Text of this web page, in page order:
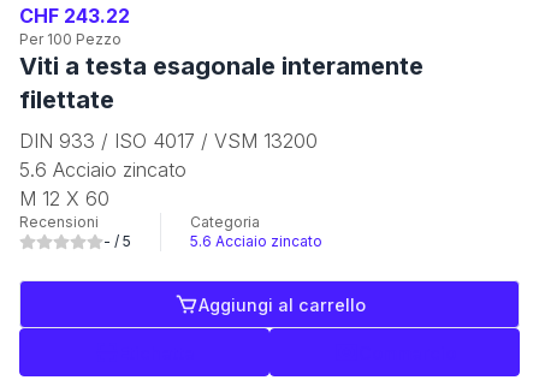
CHF 243.22
Per 100 Pezzo
Viti a testa esagonale interamente
filettate
DIN 933 / ISO 4017 / VSM 13200
5.6 Acciaio zincato
M 12 X 60
Recensioni
- / 5
Categoria
5.6 Acciaio zincato
Aggiungi al carrello